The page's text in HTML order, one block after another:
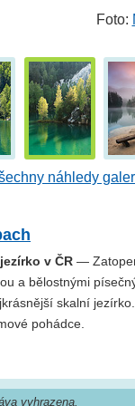
Foto:
náhledy
v ČR —
a bělostnými
skalní
pohádce.
vyhrazena.